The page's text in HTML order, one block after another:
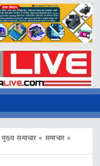
मुख्य समाचार» समाचार»